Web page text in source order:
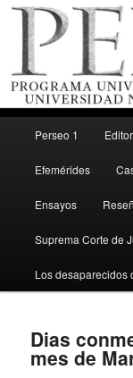
Perseo –
Revista del
Ir al contenido
Perseo 1
Efemérides
Ensayos
Suprema Corte de
Los desaparecidos
Dias
mes de